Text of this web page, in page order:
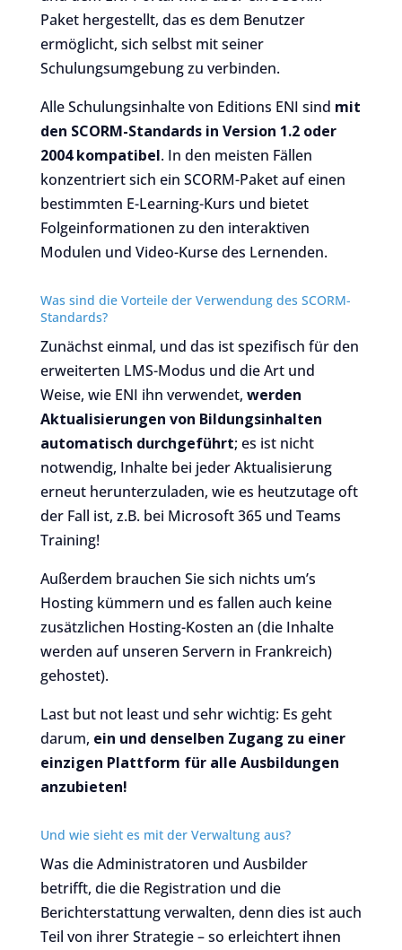
Paket hergestellt, das es dem Benutzer
ermöglicht, sich selbst mit seiner
Schulungsumgebung zu verbinden.
Alle Schulungsinhalte von Editions ENI sind mit
den SCORM-Standards in Version 1.2 oder
2004 kompatibel. In den meisten Fällen
konzentriert sich ein SCORM-Paket auf einen
bestimmten E-Learning-Kurs und bietet
Folgeinformationen zu den interaktiven
Modulen und Video-Kurse des Lernenden.
Was sind die Vorteile der Verwendung des SCORM-
Standards?
Zunächst einmal, und das ist spezifisch für den
erweiterten LMS-Modus und die Art und
Weise, wie ENI ihn verwendet, werden
Aktualisierungen von Bildungsinhalten
automatisch durchgeführt; es ist nicht
notwendig, Inhalte bei jeder Aktualisierung
erneut herunterzuladen, wie es heutzutage oft
der Fall ist, z.B. bei Microsoft 365 und Teams
Training!
Außerdem brauchen Sie sich nichts um’s
Hosting kümmern und es fallen auch keine
zusätzlichen Hosting-Kosten an (die Inhalte
werden auf unseren Servern in Frankreich)
gehostet).
Last but not least und sehr wichtig: Es geht
darum, ein und denselben Zugang zu einer
einzigen Plattform für alle Ausbildungen
anzubieten!
Und wie sieht es mit der Verwaltung aus?
Was die Administratoren und Ausbilder
betrifft, die die Registration und die
Berichterstattung verwalten, denn dies ist auch
Teil von ihrer Strategie – so erleichtert ihnen